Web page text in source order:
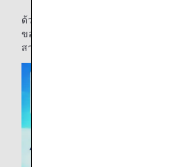
ด้วยความร่วมมือนี้ เรามุ่งมั่นที่จะมอบคว
ของเราและมอบวิดีโอสาธิตความปลอด
สามารถเพลิดเพลินไปด้วยกันได้